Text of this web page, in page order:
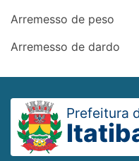
Arremesso de peso
Arremesso de dardo
Prefeitura